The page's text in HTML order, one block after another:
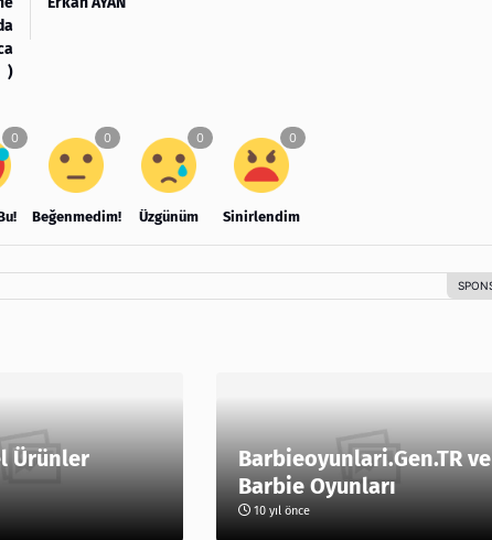
)
Beğenmedim! Üzgünüm Sinirlendim
Ürünler
Barbieoyunlari.Gen.TR ve
Barbie Oyunları
10 yıl önce